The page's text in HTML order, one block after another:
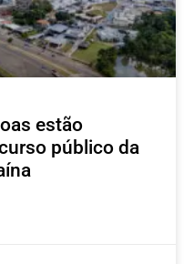
estão
público da